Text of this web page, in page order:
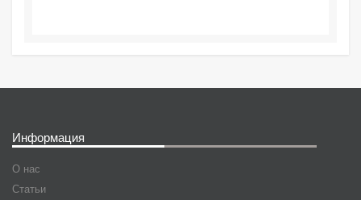
Информация
О нас
Статьи